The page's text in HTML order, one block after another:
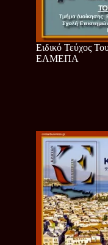
Ειδικό Τεύχος
ΕΛΜΕΠΑ